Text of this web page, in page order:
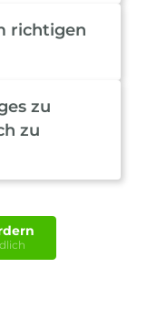
richtigen
zu
zu